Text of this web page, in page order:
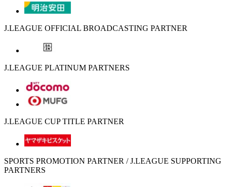
J.LEAGUE OFFICIAL BROADCASTING PARTNER
J.LEAGUE PLATINUM PARTNERS
J.LEAGUE CUP TITLE PARTNER
SPORTS PROMOTION PARTNER / J.LEAGUE SUPPORTING
PARTNERS